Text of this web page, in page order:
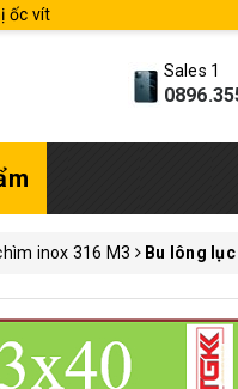
ốc vít
Sales 1
inox 316 M3 Bu lông